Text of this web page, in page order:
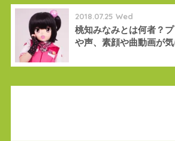
2018.07.25 Wed
桃知みなみとは何者？
や声、素顔や曲動画が気